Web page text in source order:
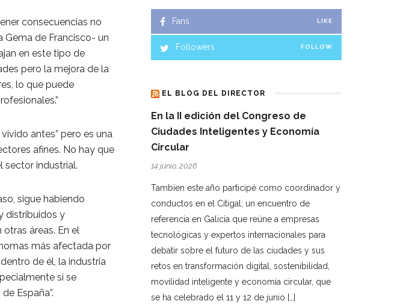
consecuencias no
de Francisco- un
en este tipo de
pero la mejora de la
lo que puede
antes” pero es una
afines. No hay que
sector industrial.
sigue habiendo
distribuidos y
áreas. En el
más afectada por
de él, la industria
si se
España”.
Fans LIKE
Followers FOLLOW
EL BLOG DEL DIRECTOR
En la II edición del Congreso de
Ciudades Inteligentes y Economía
Circular
14 junio, 2026
Tambien este año participé como coordinador y
conductos en el Citigal; un encuentro de
referencia en Galicia que reúne a empresas
tecnológicas y expertos internacionales para
debatir sobre el futuro de las ciudades y sus
retos en transformación digital, sostenibilidad,
movilidad inteligente y economía circular, que
se ha celebrado el 11 y 12 de junio […]